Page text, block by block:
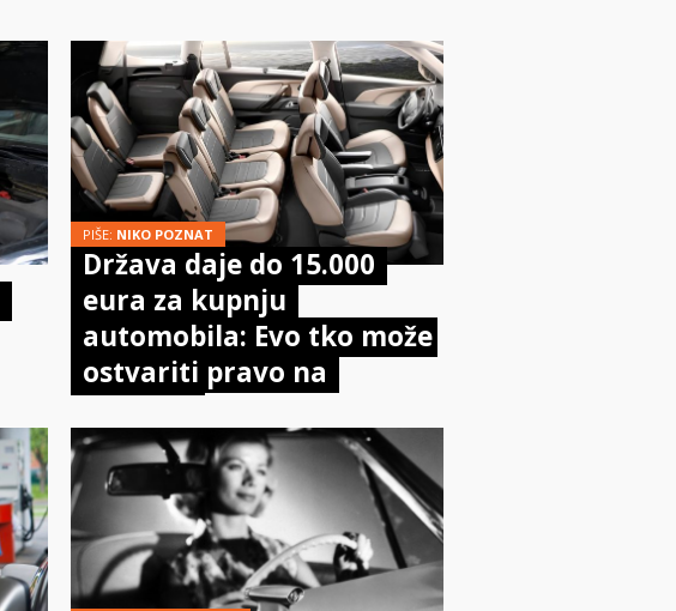
PIŠE: NIKO POZNAT
Država daje do 15.000
eura za kupnju
automobila: Evo tko može
ostvariti pravo na